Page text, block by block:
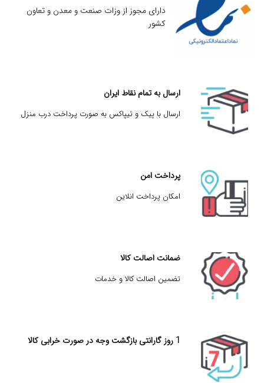
دارای مجوز از وزات صنعت و معدن و تعاون
کشور
ارسال به تمام نقاط ایران
ارسال با پیک و تیپاکس به صورت پرداخت درب منزل
پرداخت امن
امکان پرداخت انلاین
ضمانت اصالت کالا
تضمین اصالت کالا و خدمات
1 روز گارانتی بازگشت وجه در صورت خرابی کالا